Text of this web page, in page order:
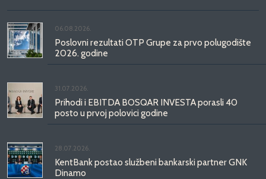
06.08.2026.
Poslovni rezultati OTP Grupe za prvo polugodište
2026. godine
31.07.2026.
Prihodi i EBITDA BOSQAR INVESTA porasli 40
posto u prvoj polovici godine
28.07.2026.
KentBank postao službeni bankarski partner GNK
Dinamo